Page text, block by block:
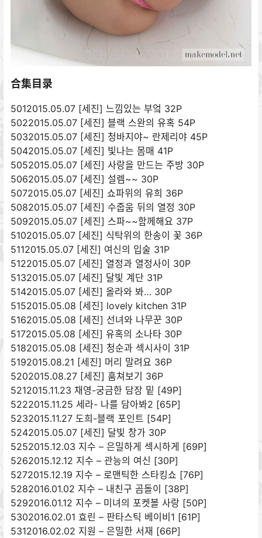
合集目录
5012015.05.07 [세진] 느낌있는 부엌 32P
5022015.05.07 [세진] 블랙 스완의 유혹 54P
5032015.05.07 [세진] 청바지야~ 란제리야 45P
5042015.05.07 [세진] 빛나는 몸매 41P
5052015.05.07 [세진] 사랑을 만드는 주방 30P
5062015.05.07 [세진] 설렘~~ 30P
5072015.05.07 [세진] 쇼파위의 유희 36P
5082015.05.07 [세진] 수줍움 뒤의 열정 30P
5092015.05.07 [세진] 스파~~함께해요 37P
5102015.05.07 [세진] 식탁위의 한송이 꽃 36P
5112015.05.07 [세진] 여신의 입술 31P
5122015.05.07 [세진] 열정과 열정사이 30P
5132015.05.07 [세진] 달빛 계단 31P
5142015.05.07 [세진] 올라와 봐… 30P
5152015.05.08 [세진] lovely kitchen 31P
5162015.05.08 [세진] 선녀와 나무꾼 30P
5172015.05.08 [세진] 유혹의 소나타 30P
5182015.05.08 [세진] 청순과 섹시사이 31P
5192015.08.21 [세진] 머리 말려요 36P
5202015.08.27 [세진] 훔쳐보기 36P
5212015.11.23 채영-궁금한 담장 밑 [49P]
5222015.11.25 세라- 나를 담아봐2 [65P]
5232015.11.27 도희-블랙 포인트 [54P]
5242015.05.07 [세진] 달빛 창가 30P
5252015.12.03 지수 – 은밀하게 섹시하게 [69P]
5262015.12.12 지수 – 관능의 여신 [30P]
5272015.12.19 지수 – 로맨틱한 스타킹쇼 [76P]
5282016.01.02 지수 – 내친구 곰돌이 [38P]
5292016.01.12 지수 – 미녀의 포켓볼 사랑 [50P]
5302016.02.01 효린 – 판타스틱 베이비1 [61P]
5312016.02.02 지원 – 은밀한 서재 [66P]